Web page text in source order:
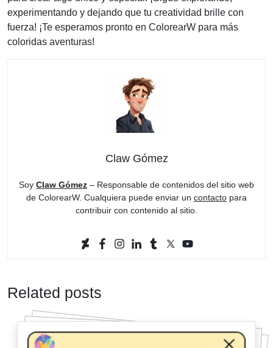
experimentando y dejando que tu creatividad brille con
fuerza! ¡Te esperamos pronto en ColorearW para más
coloridas aventuras!
Claw Gómez
Soy Claw Gómez – Responsable de contenidos del sitio web
de ColorearW. Cualquiera puede enviar un contacto para
contribuir con contenido al sitio.
Related posts